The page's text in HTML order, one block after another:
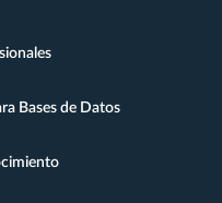
Bases de Datos